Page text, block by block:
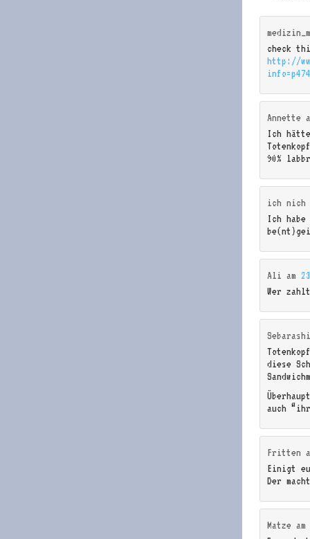
check
http://
Annette
Ich
90%
ich nich
Ich
Ali am
Wer
diese
auch
Fritten
Einigt
Der
Matze am